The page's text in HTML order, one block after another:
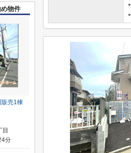
物件
売1棟
目
分